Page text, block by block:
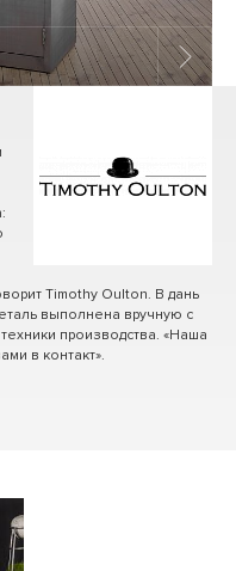
Timothy Oulton. В дань
выполнена вручную с
производства. «Наша
в контакт».